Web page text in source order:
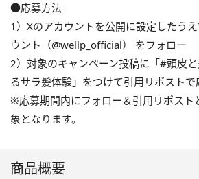
●応募方法
1）Xのアカウントを公開に設定したう
ウント（@wellp_official） をフォロー
2）対象のキャンペーン投稿に「#頭皮
るサラ髪体験」をつけて引用リポストで
※応募期間内にフォロー＆引用リポスト
象となります。
商品概要